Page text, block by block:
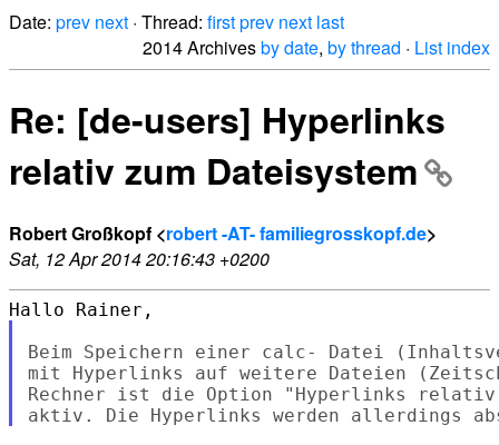
Date: prev next · Thread: firstprev next last
2014 Archivesby date, by thread · List index
Re: [de-users] Hyperlinks
relativ zum Dateisystem
Robert Großkopf <robert -AT- familiegrosskopf.de>
Sat, 12 Apr 2014 20:16:43 +0200
Beim Speichern einer calc- Datei
mit Hyperlinks auf weitere Dateien
Rechner ist die Option "Hyperlinks relativ